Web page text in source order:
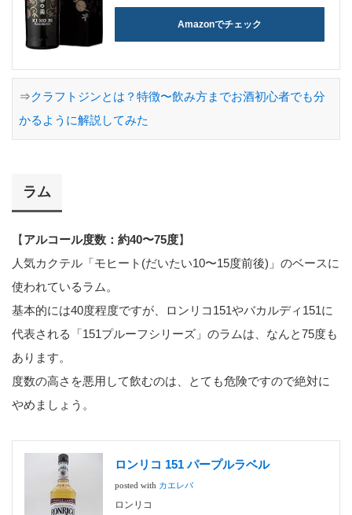
Amazonでチェック
⇒クラフトジンとは？特徴〜飲み方までお酒初心者でも分
かるように解説してみた
ラム
【アルコール度数：約40〜75度】
人気カクテル「モヒート(だいたい10〜15度前後)」のベースに
使われているラム。
基本的には40度程度ですが、ロンリコ151やバカルディ151に
代表される「151プルーフシリーズ」のラムは、なんと75度も
あります。
度数の高さを悪用して飲むのは、とても危険ですので絶対に
やめましょう。
ロンリコ 151 パープルラベル
posted with カエレバ
ロンリコ